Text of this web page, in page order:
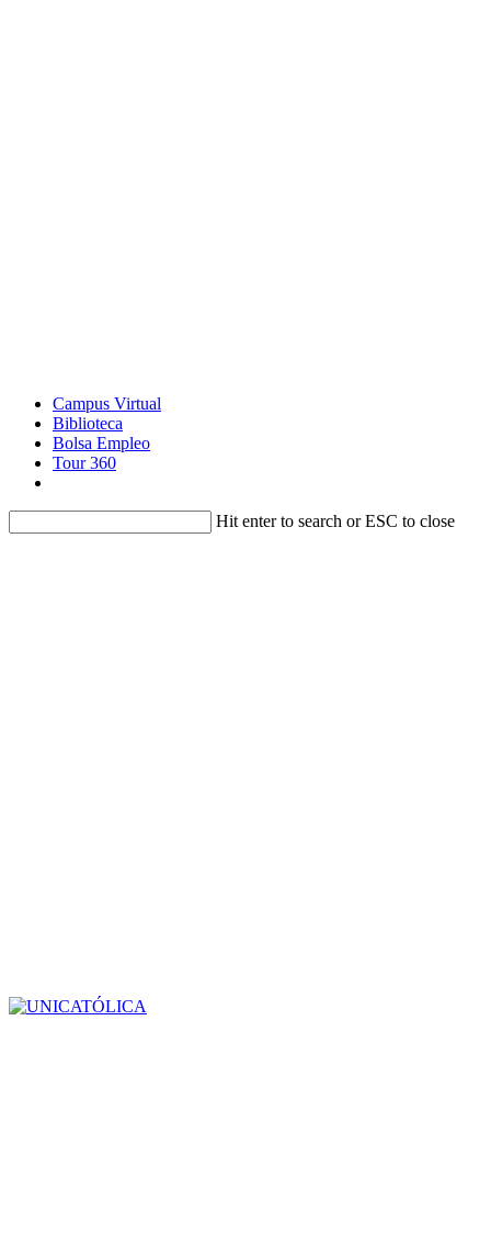
Campus Virtual
Biblioteca
Bolsa Empleo
Tour 360
Hit enter to search or ESC to close